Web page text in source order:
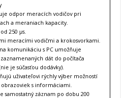
odpor meracích vodičov pri
a meraniach kapacity.
250 µs.
meracími vodičmi a krokosvorkami.
komunikáciu s PC umožňuje
dát do počítača
je súčasťou dodávky).
uživateľovi rýchly výber možností
s informáciami.
samostatný záznam po dobu 200